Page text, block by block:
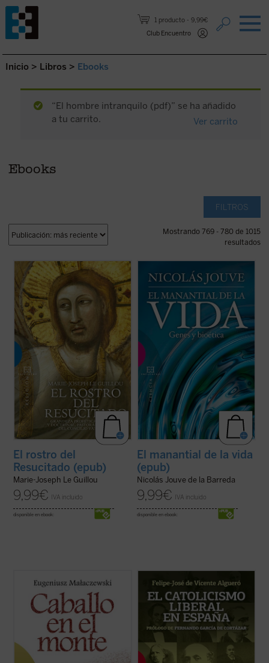
1 producto
9,99€
Club Encuentro
Saltar al contenido.
Inicio > Libros > Ebooks
“El hombre intranquilo (pdf)” se ha añadido
a tu carrito.
Ver carrito
Ebooks
FILTROS
Mostrando 769 - 780 de 1015
resultados
«Una obra sólida sobre el Concilio y un
estimulante de la vida cristiana». Con estas
palabras describe Henri de Lubac
El Rostro
del Resucitado
, volumen con el que Marie-
Josep Le Guillou, perito en el Concilio
Vaticano II y uno de los ...
(ver ficha)
El rostro del
Resucitado (epub)
Marie-Joseph Le Guillou
9,99€ IVA incluido
disponible en ebook:
¿Qué concepto tenemos del ser humano
como ente biológico? ¿Cómo pudo la
evolución generar un ser consciente y
ético a partir de unas bestias instintivas y
egoístas? ¿Por qué le atribuimos al ser
humano el mayor valor y dignidad entre los
(ver ficha)
El manantial de la vida
(epub)
Nicolás Jouve de la Barreda
9,99€ IVA incluido
disponible en ebook:
¿Cuánto dolor puede soportar un hombre?
El protagonista de esta historia, como si
fuera un nuevo santo Job, se hunde en las
profundidades más insondables del
sufrimiento humano. La guerra es la pena
con que la humanidad sufriente se castiga
(ver ficha)
«Una sesgada visión del XIX español tiende
a entender esta historia como un
enfrentamiento entre liberales,
modernizadores, y católicos,
reaccionarios. Esta visión es falsa: desde el
catolicismo militante, explícito y
convencido de los autores ...(ver ficha)